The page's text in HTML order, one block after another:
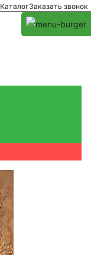
КаталогЗаказать звонок